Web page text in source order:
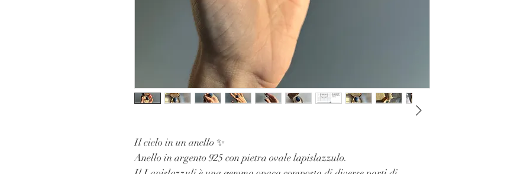
Il cielo in un anello ✨
Anello in argento 925 con pietra ovale lapislazzulo.